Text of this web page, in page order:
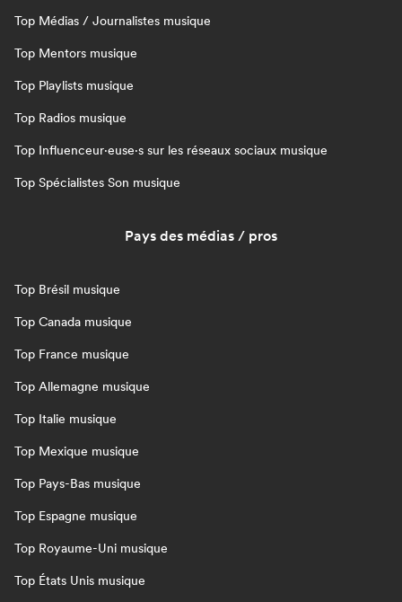
Top Médias / Journalistes musique
Top Mentors musique
Top Playlists musique
Top Radios musique
Top Influenceur·euse·s sur les réseaux sociaux musique
Top Spécialistes Son musique
Pays des médias / pros
Top Brésil musique
Top Canada musique
Top France musique
Top Allemagne musique
Top Italie musique
Top Mexique musique
Top Pays-Bas musique
Top Espagne musique
Top Royaume-Uni musique
Top États Unis musique